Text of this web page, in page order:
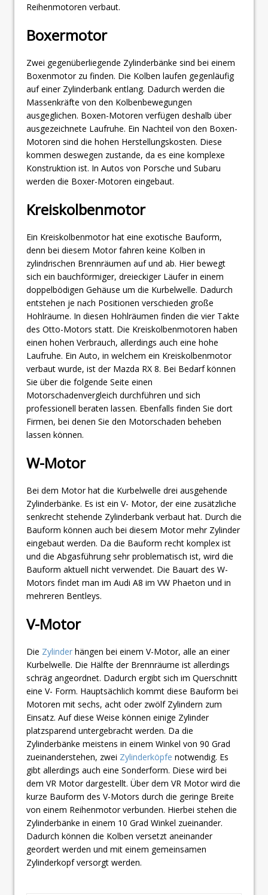
Reihenmotoren verbaut.
Boxermotor
Zwei gegenüberliegende Zylinderbänke sind bei einem
Boxenmotor zu finden. Die Kolben laufen gegenläufig
auf einer Zylinderbank entlang. Dadurch werden die
Massenkräfte von den Kolbenbewegungen
ausgeglichen. Boxen-Motoren verfügen deshalb über
ausgezeichnete Laufruhe. Ein Nachteil von den Boxen-
Motoren sind die hohen Herstellungskosten. Diese
kommen deswegen zustande, da es eine komplexe
Konstruktion ist. In Autos von Porsche und Subaru
werden die Boxer-Motoren eingebaut.
Kreiskolbenmotor
Ein Kreiskolbenmotor hat eine exotische Bauform,
denn bei diesem Motor fahren keine Kolben in
zylindrischen Brennräumen auf und ab. Hier bewegt
sich ein bauchförmiger, dreieckiger Läufer in einem
doppelbödigen Gehäuse um die Kurbelwelle. Dadurch
entstehen je nach Positionen verschieden große
Hohlräume. In diesen Hohlräumen finden die vier Takte
des Otto-Motors statt. Die Kreiskolbenmotoren haben
einen hohen Verbrauch, allerdings auch eine hohe
Laufruhe. Ein Auto, in welchem ein Kreiskolbenmotor
verbaut wurde, ist der Mazda RX 8. Bei Bedarf können
Sie über die folgende Seite einen
Motorschadenvergleich durchführen und sich
professionell beraten lassen. Ebenfalls finden Sie dort
Firmen, bei denen Sie den Motorschaden beheben
lassen können.
W-Motor
Bei dem Motor hat die Kurbelwelle drei ausgehende
Zylinderbänke. Es ist ein V- Motor, der eine zusätzliche
senkrecht stehende Zylinderbank verbaut hat. Durch die
Bauform können auch bei diesem Motor mehr Zylinder
eingebaut werden. Da die Bauform recht komplex ist
und die Abgasführung sehr problematisch ist, wird die
Bauform aktuell nicht verwendet. Die Bauart des W-
Motors findet man im Audi A8 im VW Phaeton und in
mehreren Bentleys.
V-Motor
Die Zylinder hängen bei einem V-Motor, alle an einer
Kurbelwelle. Die Hälfte der Brennräume ist allerdings
schräg angeordnet. Dadurch ergibt sich im Querschnitt
eine V- Form. Hauptsächlich kommt diese Bauform bei
Motoren mit sechs, acht oder zwölf Zylindern zum
Einsatz. Auf diese Weise können einige Zylinder
platzsparend untergebracht werden. Da die
Zylinderbänke meistens in einem Winkel von 90 Grad
zueinanderstehen, zwei Zylinderköpfe notwendig. Es
gibt allerdings auch eine Sonderform. Diese wird bei
dem VR Motor dargestellt. Über dem VR Motor wird die
kurze Bauform des V-Motors durch die geringe Breite
von einem Reihenmotor verbunden. Hierbei stehen die
Zylinderbänke in einem 10 Grad Winkel zueinander.
Dadurch können die Kolben versetzt aneinander
geordert werden und mit einem gemeinsamen
Zylinderkopf versorgt werden.